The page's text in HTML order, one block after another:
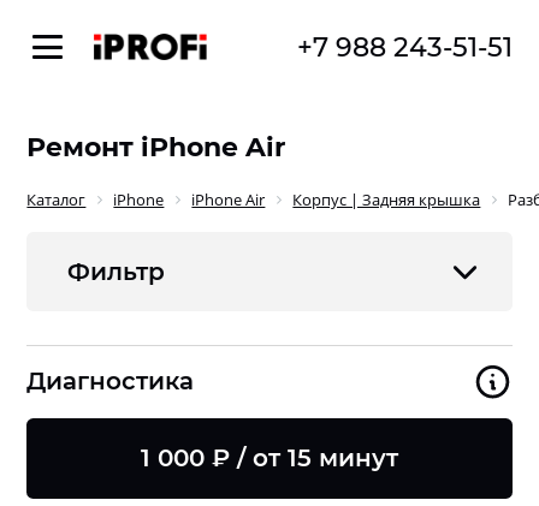
+7 988 243-51-51
Ремонт iPhone Air
Каталог iPhone iPhone Air Корпус | Задняя крышка
Фильтр
Диагностика
1 000 ₽ / от 15 минут